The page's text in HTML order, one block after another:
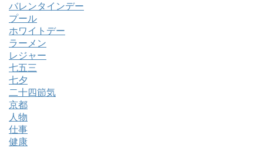
バレンタインデー
プール
ホワイトデー
ラーメン
レジャー
七五三
七夕
二十四節気
京都
人物
仕事
健康